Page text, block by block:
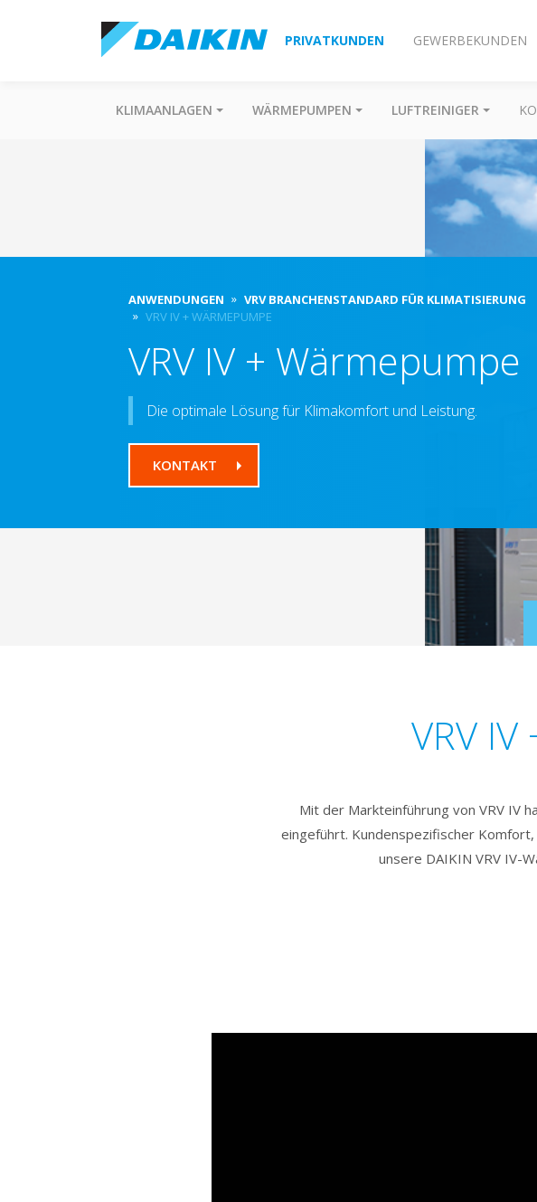
PRIVATKUNDEN GEWERBEKUNDEN
KLIMAANLAGEN WÄRMEPUMPEN LUFTREINIGER
ANWENDUNGEN
VRV BRANCHENSTANDARD FÜR KLIMATISIERUNG
VRV IV + WÄRMEPUMPE
VRV IV + Wärmepumpe
Die optimale Lösung für Klimakomfort und Leistung.
KONTAKT
VRV
Mit der Markteinführung von VRV IV
eingeführt. Kundenspezifischer
unsere DAIKIN VRV IV-